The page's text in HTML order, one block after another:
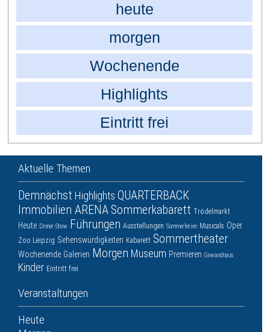
heute
morgen
Wochenende
Highlights
Eintritt frei
Aktuelle Themen
Demnächst Highlights QUARTERBACK
Immobilien ARENASommerkabarett Trödelmarkt
Heute Dinner-Show Führungen Ausstellungen Sommerferien Musicals Oper
Zoo Leipzig Sehenswürdigkeiten Kabarett Sommertheater
Wochenende Galerien Morgen Museum Premieren Gewandhaus
Kinder Eintritt frei
Veranstaltungen
Heute